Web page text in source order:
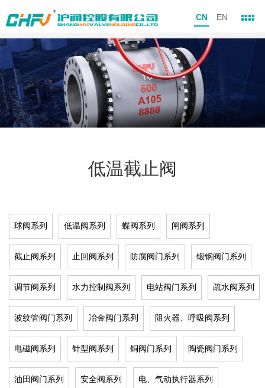
CN EN
低温截止阀
球阀系列 低温阀系列 蝶阀系列 闸阀系列
截止阀系列 止回阀系列 防腐阀门系列 锻钢阀门系列
调节阀系列 水力控制阀系列 电站阀门系列 疏水阀系列
波纹管阀门系列 冶金阀门系列 阻火器、呼吸阀系列
电磁阀系列 针型阀系列 铜阀门系列 陶瓷阀门系列
油田阀门系列 安全阀系列 电、气动执行器系列